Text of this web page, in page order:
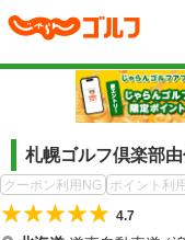
札幌ゴルフ倶楽部
クーポン利用NG
ポイント利
4.7